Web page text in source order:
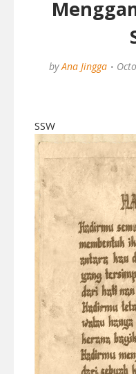
by Ana Jingga
SSW